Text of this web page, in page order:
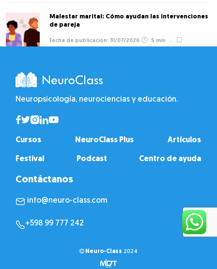
Malestar marital: Cómo ayudan las intervenciones
de pareja
31/07/2026 5 min
Neuropsicología, neurociencias y educación.
Cursos NeuroClass Plus Artículos
Festival Podcast Centro de ayuda
Contáctanos
info@neuro-class.com
+598 99 777 242
Neuro-Class 2024